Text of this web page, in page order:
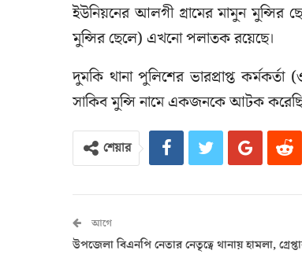
ইউনিয়নের আলগী গ্রামের মামুন মুন্সির
মুন্সির ছেলে) এখনো পলাতক রয়েছে।
দুমকি থানা পুলিশের ভারপ্রাপ্ত
সাকিব মুন্সি নামে একজনকে আটক
শেয়ার
আগে
উপজেলা বিএনপি নেতার নেতৃত্বে থানায় হামলা,